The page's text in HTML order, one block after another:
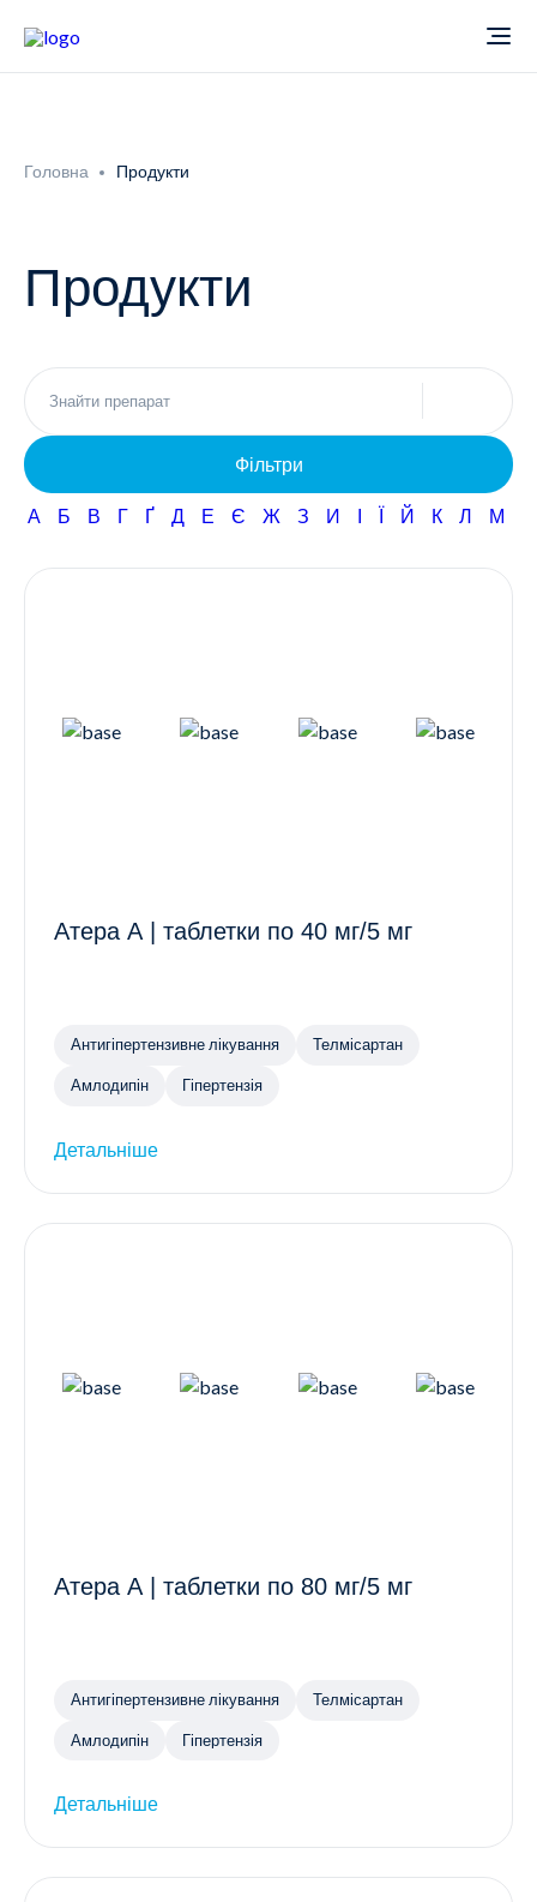
Новини
Неврологія
Фармаконагляд
Кар'єра
Головна Продукти
Продукти
Фільтри
А Б В Г Ґ Д Е Є Ж З И І Ї Й К Л М
Атера А | таблетки по 40 мг/5 мг
Антигіпертензивне лікування Телмісартан
Амлодипін Гіпертензія
Детальніше
Атера А | таблетки по 80 мг/5 мг
Антигіпертензивне лікування Телмісартан
Амлодипін Гіпертензія
Детальніше